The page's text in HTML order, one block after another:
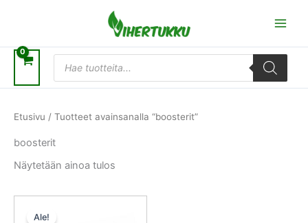
Products
search
Etusivu / Tuotteet avainsanalla “boosterit”
boosterit
Näytetään ainoa tulos
Ale!